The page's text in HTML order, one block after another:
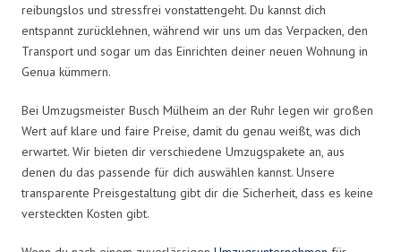
reibungslos und stressfrei vonstattengeht. Du kannst dich
entspannt zurücklehnen, während wir uns um das Verpacken, den
Transport und sogar um das Einrichten deiner neuen Wohnung in
Genua kümmern.
Bei Umzugsmeister Busch Mülheim an der Ruhr legen wir großen
Wert auf klare und faire Preise, damit du genau weißt, was dich
erwartet. Wir bieten dir verschiedene Umzugspakete an, aus
denen du das passende für dich auswählen kannst. Unsere
transparente Preisgestaltung gibt dir die Sicherheit, dass es keine
versteckten Kosten gibt.